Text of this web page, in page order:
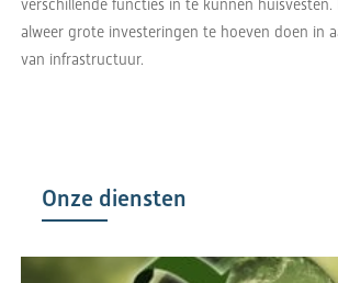
verschillende functies in te kunnen
alweer grote investeringen te hoeven doen in
van infrastructuur.
Onze diensten